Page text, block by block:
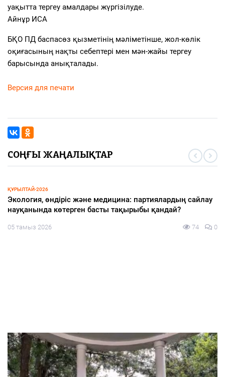
уақытта тергеу амалдары жүргізілуде.
Айнұр ИСА
БҚО ПД баспасөз қызметінің мәліметінше, жол-көлік
оқиғасының нақты себептері мен мән-жайы тергеу
барысында анықталады.
Версия для печати
СОҢҒЫ ЖАҢАЛЫҚТАР
ҚҰРЫЛТАЙ-2026
Экология, өндіріс және медицина: партиялардың сайлау
науқанында көтерген басты тақырыбы қандай?
05 тамыз 2026 74 0